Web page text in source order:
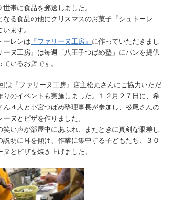
世帯に食品を郵送しました。
なる食品の他にクリスマスのお菓子『シュトーレ
ます。
ーレンは 『ファリーヌ工房』 に作っていただきまし
ーヌ工房』は毎週「八王子つばめ塾」にパンを提供
ているお店です。
『ファリーヌ工房』店主松尾さんにご協力いただ
りのイベントも実施しました。１２月２７日に、希
ん４人と小宮つばめ塾理事長が参加し、松尾さんの
ーヌとピザを作りました。
い声が部屋中にあふれ、またときに真剣な眼差し
説明に耳を傾け、作業に集中する子どもたち、３０
ヌとピザを焼き上げました。